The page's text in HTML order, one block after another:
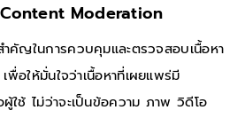
Moderation
คัญในการควบคุมและตรวจสอบเนื้อหา
พื่อให้มั่นใจว่าเนื้อหาที่เผยแพร่มี
ช้ ไม่ว่าจะเป็นข้อความ ภาพ วิดีโอ